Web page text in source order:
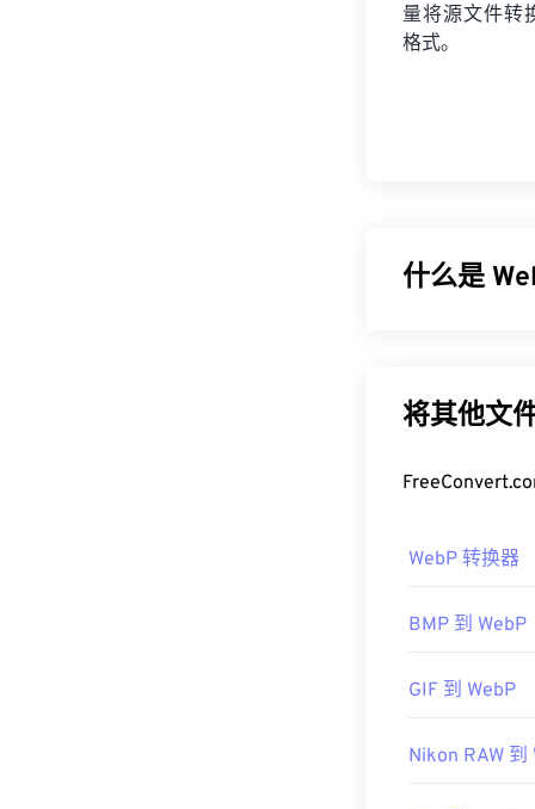
量将源文件转
格式。
什么是
像在网页和移
式。
可以尝试的其
Pro。在使用
首次发布：
将其他文
WebP 转换器
BMP 到 WebP
GIF 到 WebP
Nikon RAW 到